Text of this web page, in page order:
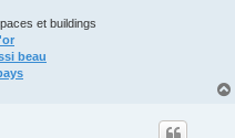
et buildings
beau